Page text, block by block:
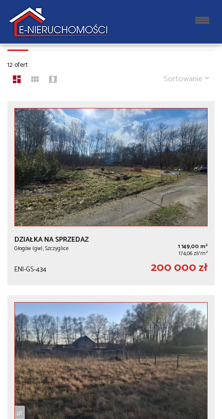
DZIAŁKI NA SPRZEDAŻ
12 ofert
Sortowanie
DZIAŁKA NA SPRZEDAŻ
Głogów (gw), Szczyglice 1 149,00 m2
174,06 zł/m2
ENI-GS-434 200 000 zł